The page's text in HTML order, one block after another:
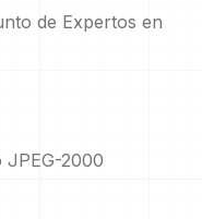
de Expertos en
JPEG-2000